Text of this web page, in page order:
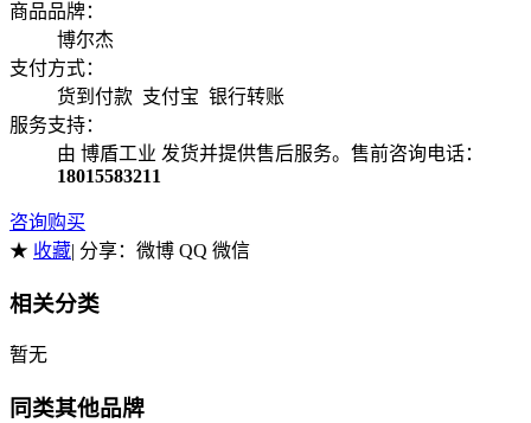
商品品牌：
博尔杰
支付方式：
货到付款 支付宝 银行转账
服务支持：
由 博盾工业 发货并提供售后服务。售前咨询电话：
18015583211
咨询购买
★ 收藏| 分享： 微博 QQ 微信
相关分类
暂无
同类其他品牌